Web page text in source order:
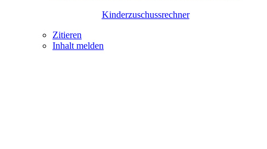
Kinderzuschussrechner
Zitieren
Inhalt melden